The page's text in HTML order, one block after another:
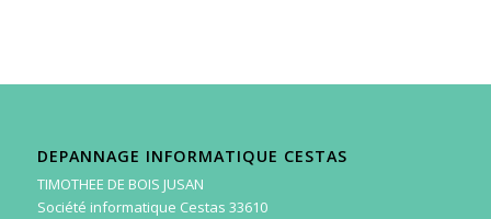
DEPANNAGE INFORMATIQUE CESTAS
TIMOTHEE DE BOIS JUSAN
Société informatique Cestas 33610